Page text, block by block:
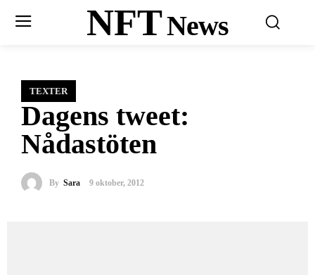
NFTNews
TEXTER
Dagens tweet:
Nådastöten
By Sara 9 oktober, 2012